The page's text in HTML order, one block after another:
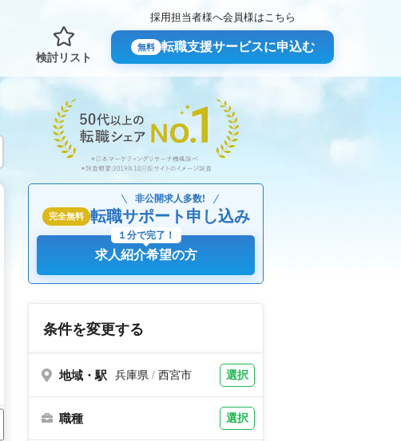
検討リスト
採用担当者様へ会員様はこちら
無料 転職支援サービスに申込む
完全無料
非公開求人多数!
転職サポート申し込み
求人紹介希望の方
１分で完了！
条件を変更する
地域・駅 兵庫県/ 西宮市 選択
職種 選択